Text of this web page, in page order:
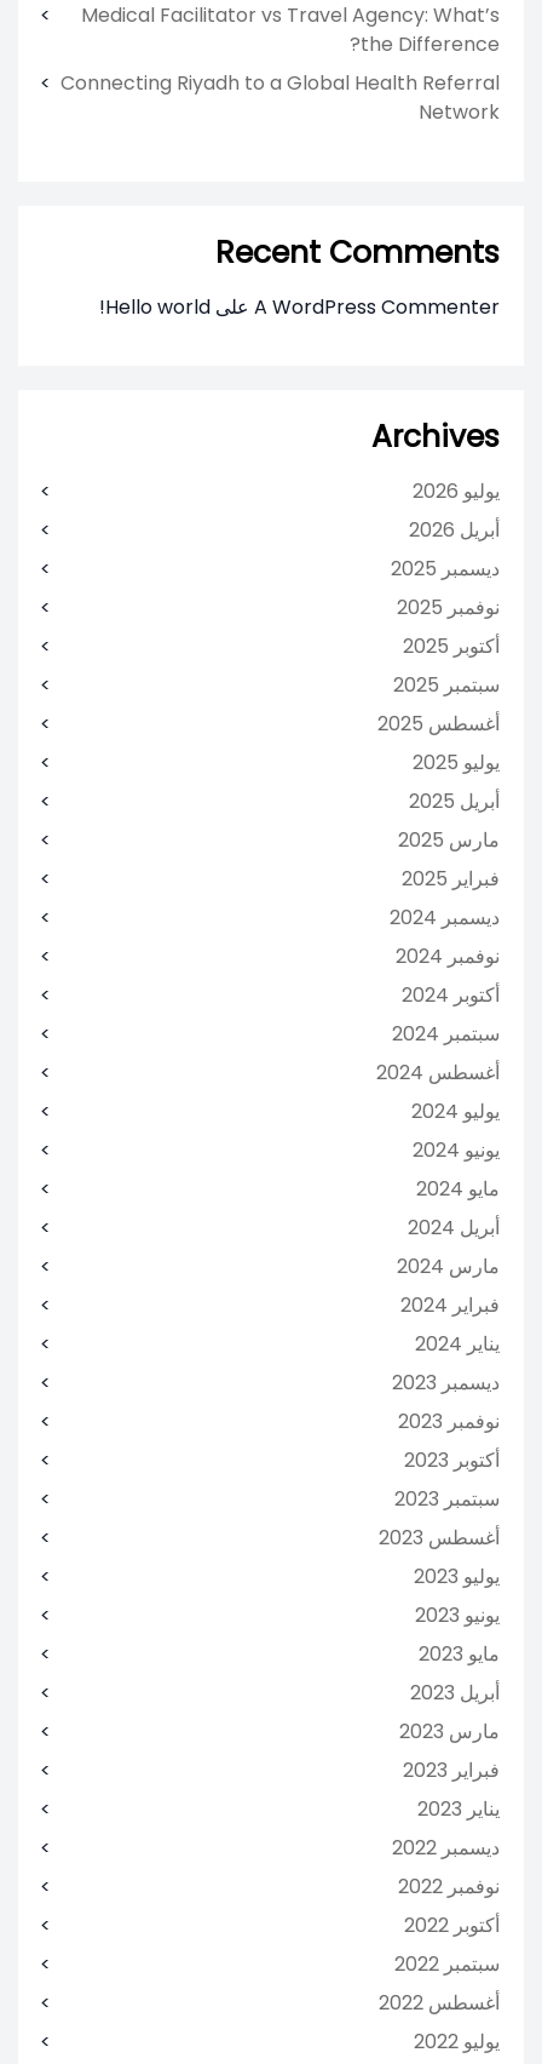
Medical Facilitator vs Travel Agency: What’s
the Difference?
Connecting Riyadh to a Global Health Referral
Network
Recent Comments
A WordPress Commenter على Hello world!
Archives
يوليو 2026
أبريل 2026
ديسمبر 2025
نوفمبر 2025
أكتوبر 2025
سبتمبر 2025
أغسطس 2025
يوليو 2025
أبريل 2025
مارس 2025
فبراير 2025
ديسمبر 2024
نوفمبر 2024
أكتوبر 2024
سبتمبر 2024
أغسطس 2024
يوليو 2024
يونيو 2024
مايو 2024
أبريل 2024
مارس 2024
فبراير 2024
يناير 2024
ديسمبر 2023
نوفمبر 2023
أكتوبر 2023
سبتمبر 2023
أغسطس 2023
يوليو 2023
يونيو 2023
مايو 2023
أبريل 2023
مارس 2023
فبراير 2023
يناير 2023
ديسمبر 2022
نوفمبر 2022
أكتوبر 2022
سبتمبر 2022
أغسطس 2022
يوليو 2022